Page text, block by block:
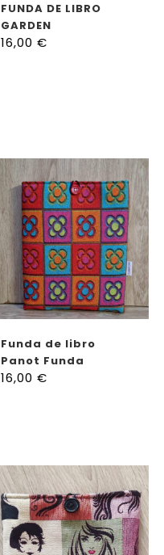
FUNDA DE LIBRO
GARDEN
16,00€
Funda de libro
Panot Funda
Artesanal
16,00€